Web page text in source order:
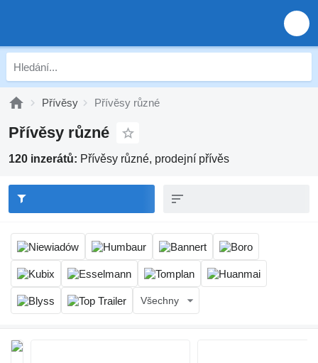
Přívěsy Přívěsy různé
Přívěsy různé
120 inzerátů: Přívěsy různé, prodejní přívěs
Všechny